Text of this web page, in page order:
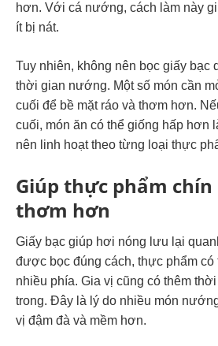
hơn. Với cá nướng, cách làm này
ít bị nát.
Tuy nhiên, không nên bọc giấy bạc
thời gian nướng. Một số món cần
cuối để bề mặt ráo và thơm hơn.
cuối, món ăn có thể giống hấp hơn
nên linh hoạt theo từng loại thực
Giúp thực phẩm chín
thơm hơn
Giấy bạc giúp hơi nóng lưu lại
được bọc đúng cách, thực phẩm
nhiều phía. Gia vị cũng có thêm
trong. Đây là lý do nhiều món
vị đậm đà và mềm hơn.